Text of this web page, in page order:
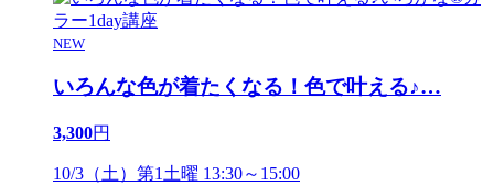
NEW
いろんな色が着たくなる！色で叶える♪…
3,300円
10/3（土）第1土曜 13:30～15:00